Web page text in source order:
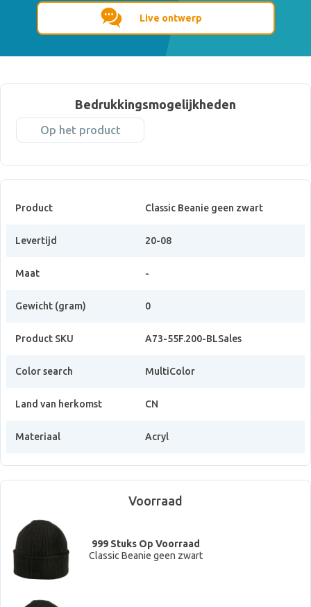
Live ontwerp
Bedrukkingsmogelijkheden
Op het product
Product Classic Beanie geen zwart
Levertijd 20-08
Maat -
Gewicht (gram) 0
Product SKU A73-55F.200-BLSales
Color search MultiColor
Land van herkomst CN
Materiaal Acryl
Voorraad
999 Stuks Op Voorraad
Classic Beanie geen zwart